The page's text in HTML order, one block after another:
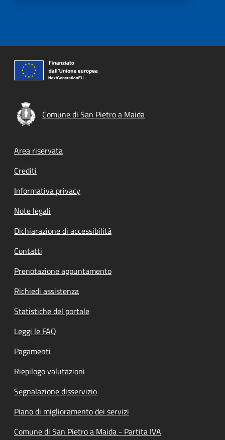
Comune di San Pietro a Maida
Footer menu
Area riservata
Crediti
Informativa privacy
Note legali
Dichiarazione di accessibilità
Contatti
Prenotazione appuntamento
Richiedi assistenza
Statistiche del portale
Leggi le FAQ
Pagamenti
Riepilogo valutazioni
Segnalazione disservizio
Piano di miglioramento dei servizi
Comune di San Pietro a Maida - Partita IVA